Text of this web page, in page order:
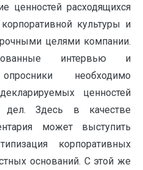
ценностей расходящихся
культуры и
целями компании.
интервью и
необходимо
ценностей
дел. Здесь в качестве
может выступить
корпоративных
оснований. С этой же